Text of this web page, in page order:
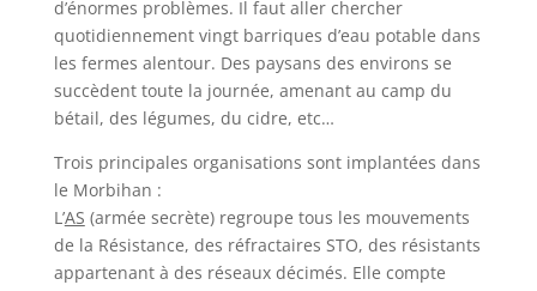
d’énormes problèmes. Il faut aller chercher
quotidiennement vingt barriques d’eau potable dans
les fermes alentour. Des paysans des environs se
succèdent toute la journée, amenant au camp du
bétail, des légumes, du cidre, etc…
Trois principales organisations sont implantées dans
le Morbihan :
L’AS (armée secrète) regroupe tous les mouvements
de la Résistance, des réfractaires STO, des résistants
appartenant à des réseaux décimés. Elle compte